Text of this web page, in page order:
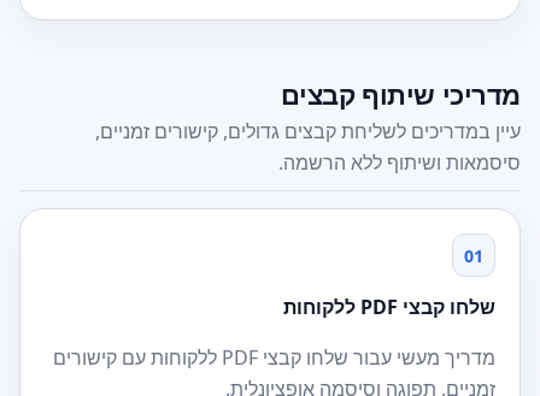
מדריכי שיתוף קבצים
עיין במדריכים לשליחת קבצים גדולים, קישורים זמניים,
סיסמאות ושיתוף ללא הרשמה.
01
שלחו קבצי PDF ללקוחות
מדריך מעשי עבור שלחו קבצי PDF ללקוחות עם קישורים
זמניים, תפוגה וסיסמה אופציונלית.